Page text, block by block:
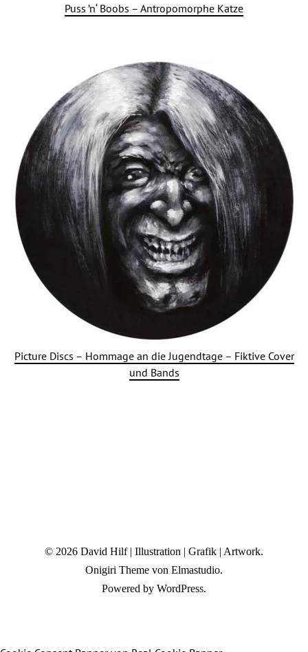
Puss ’n‘ Boobs – Antropomorphe Katze
Picture Discs – Hommage an die Jugendtage – Fiktive Cover
und Bands
© 2026 David Hilf | Illustration | Grafik | Artwork.
Onigiri Theme von Elmastudio.
Powered by WordPress.